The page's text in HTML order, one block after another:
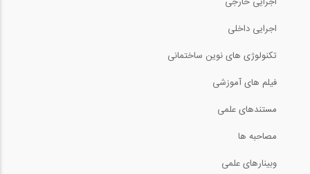
اجرایی داخلی
تکنولوژی های نوین ساختمانی
فیلم های آموزشی
مستندهای علمی
مصاحبه ها
وبینارهای علمی